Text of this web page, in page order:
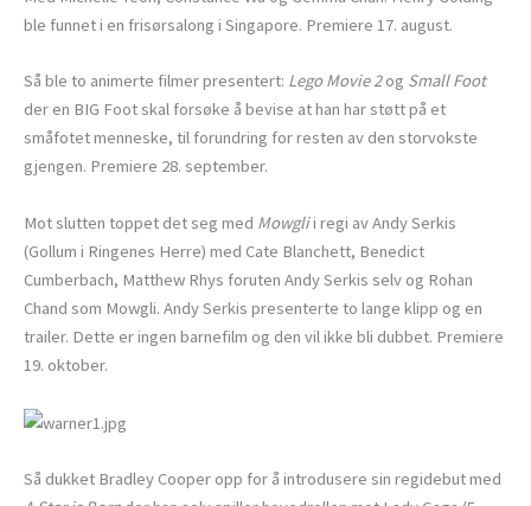
ble funnet i en frisørsalong i Singapore. Premiere 17. august.
Så ble to animerte filmer presentert: Lego Movie 2og Small Foot
der en BIG Foot skal forsøke å bevise at han har støtt på et
småfotet menneske, til forundring for resten av den storvokste
gjengen. Premiere 28. september.
Mot slutten toppet det seg med Mowglii regi av Andy Serkis
(Gollum i Ringenes Herre) med Cate Blanchett, Benedict
Cumberbach, Matthew Rhys foruten Andy Serkis selv og Rohan
Chand som Mowgli. Andy Serkis presenterte to lange klipp og en
trailer. Dette er ingen barnefilm og den vil ikke bli dubbet. Premiere
19. oktober.
Så dukket Bradley Cooper opp for å introdusere sin regidebut med